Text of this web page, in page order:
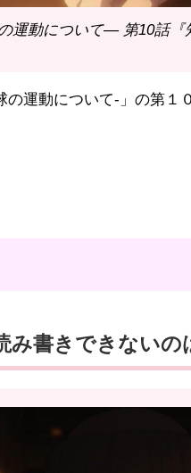
運動について― 第10話『
運動について-」の第１
み書きできないの